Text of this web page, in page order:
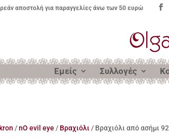
αποστολή για παραγγελίες άνω των 50 ευρώ
Εμείς Συλλογές
/nO evil eye / Βραχιόλι / Βραχιόλι από ασήμι